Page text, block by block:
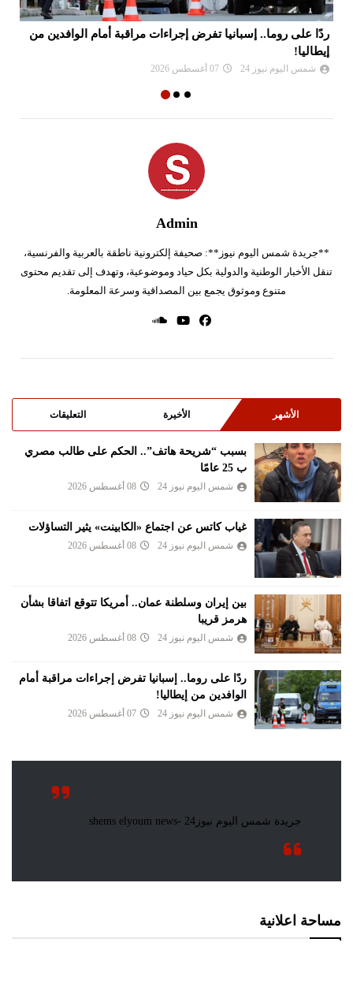
ردًا على روما.. إسبانيا تفرض إجراءات مراقبة أمام الوافدين من
إيطاليا!
شمس اليوم نيوز 24 07 أغسطس 2026
Admin
**جريدة شمس اليوم نيوز**: صحيفة إلكترونية ناطقة بالعربية والفرنسية،
تنقل الأخبار الوطنية والدولية بكل حياد وموضوعية، وتهدف إلى تقديم محتوى
متنوع وموثوق يجمع بين المصداقية وسرعة المعلومة.
الأشهر الأخيرة التعليقات
بسبب “شريحة هاتف”.. الحكم على طالب مصري
ب 25 عامًا
شمس اليوم نيوز 24 08 أغسطس 2026
غياب كاتس عن اجتماع «الكابينت» يثير التساؤلات
شمس اليوم نيوز 24 08 أغسطس 2026
بين إيران وسلطنة عمان.. أمريكا تتوقع اتفاقا بشأن
هرمز قريبا
شمس اليوم نيوز 24 08 أغسطس 2026
ردًا على روما.. إسبانيا تفرض إجراءات مراقبة أمام
الوافدين من إيطاليا!
شمس اليوم نيوز 24 07 أغسطس 2026
مساحة اعلانية